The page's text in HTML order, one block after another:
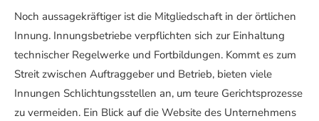
Noch aussagekräftiger ist die Mitgliedschaft in der örtlichen
Innung. Innungsbetriebe verpflichten sich zur Einhaltung
technischer Regelwerke und Fortbildungen. Kommt es zum
Streit zwischen Auftraggeber und Betrieb, bieten viele
Innungen Schlichtungsstellen an, um teure Gerichtsprozesse
zu vermeiden. Ein Blick auf die Website des Unternehmens